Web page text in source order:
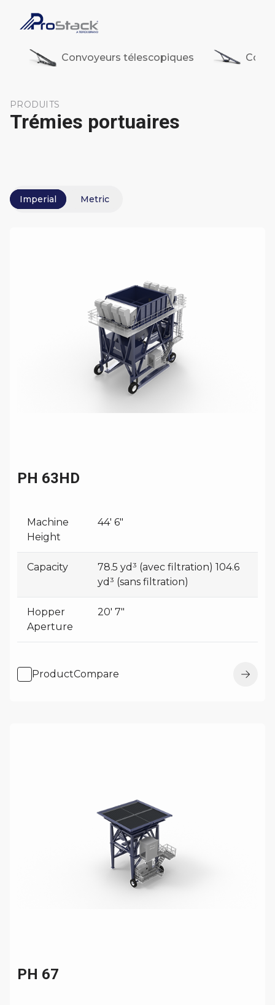
Convoyeurs télescopiques
PRODUITS
Trémies portuaires
Imperial Metric
PH 63HD
Machine
Height
44' 6"
Capacity
78.5 yd³ (avec filtration) 104.6
yd³ (sans filtration)
Hopper
Aperture
20' 7"
ProductCompare
PH 67